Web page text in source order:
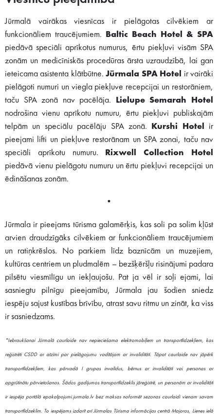
Jūrmalā vairākas viesnīcas ir pielāgotas cilvēkiem ar
funkcionāliem traucējumiem. Baltic Beach Hotel & SPA
piedāvā speciāli aprīkotus numurus, ērtu piekļuvi visām SPA
zonām un medicīniskās procedūras ārsta uzraudzībā, lai gan
ieteicama asistenta klātbūtne.Jūrmala SPA Hotel ir vairāki
pielāgoti numuri un viegla piekļuve recepcijai un restorāniem,
taču SPA zonā nav pacēlāja.
Lielupe Semarah Hotel
nodrošina vienu aprīkotu numuru, ērtu piekļuvi publiskajām
telpām un speciālu pacēlāju SPA zonā.
Kurshi Hotel ir
pieejami lifti un piekļuve restorānam un SPA zonai, taču nav
speciāli aprīkotu numuru.
Rixwell Collection Hotel
piedāvā vienu pielāgotu numuru un ērtu piekļuvi recepcijai un
ēdināšanas zonām.
•
Jūrmala ir pieejams tūrisma galamērķis, kas soli pa solim kļūst
arvien draudzīgāks cilvēkiem ar funkcionāliem traucējumiem
un ratiņkrēslos. No parkiem līdz baznīcām un muzejiem,
kultūras centriem un pludmalēm – bezšķēršļu risinājumi padara
pilsētu viesmīlīgu un iekļaujošu. Pat ja vēl ir soļi ejami, lai
sasniegtu pilnīgu pieejamību, Jūrmala jau šodien sniedz
iespēju sajust kustības brīvību, atrast savu ritmu un zināt, ka viss
ir sasniedzams.
*Iebraukšanai Jūrmalā caurlaide nav nepieciešama elektromobiļiem un transportlīdzekļiem, kas
reģistrēti CSDD ar atzīmi par pielāgojumu vadītājam ar invaliditāti. Tāpat caurlaide nav jāpērk
transportlīdzekļiem, kas pārvadā I grupas invalīdus, bērnus ar invaliditāti vai personas ar
apgrūtinātu pārvietošanos. Šādos gadījumos transportlīdzeklis jāreģistrē, un personām ar invaliditāti
ir iespēja portālā epakalpojumi.jurmala.lv bez maksas noformēt sezonas caurlaidi vienam savam
transportlīdzeklim. To iespējams izdarīt arī Jūrmalas Tūrisma informācijas centrā Majoros, Lienes ielā